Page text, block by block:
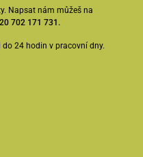
Napsat nám můžeš na
702 171 731.
24 hodin v pracovní dny.